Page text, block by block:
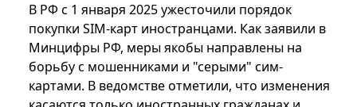
В РФ с 1 января 2025 ужесточили порядок
покупки SIM-карт иностранцами. Как заявили в
Минцифры РФ, меры якобы направлены на
борьбу с мошенниками и "серыми" сим-
картами. В ведомстве отметили, что изменения